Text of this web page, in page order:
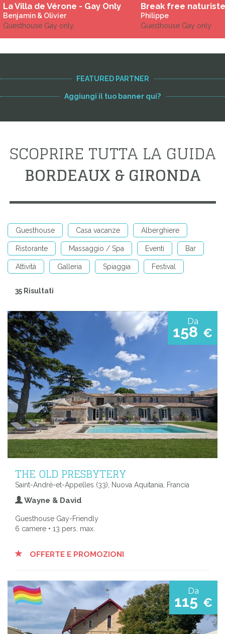
La Villa de Vérone - Gay Only
Benjamin & Olivier
Guesthouse Gay only
Break free
Philippe
Guesthouse Gay only
FEATURED PARTNER
Aggiungi il tuo banner qui?
SCOPRIRE TUTTA LA GUIDA
BORDEAUX & GIRONDA
Guesthouse Casa vacanze Alberghiere
Ristorante Massaggio / Spa Eventi Bar
Attività Galleria Spiaggia Festival
35 Risultati
Da
158 €
THE OLD PRESBYTERY
Saint-André-et-Appelles (33), Nuova Aquitania, Francia
Wayne & David
Guesthouse Gay-Friendly
6 camere • 13 pers. max.
OFFERTE E PROMOZIONI
Da
115 €